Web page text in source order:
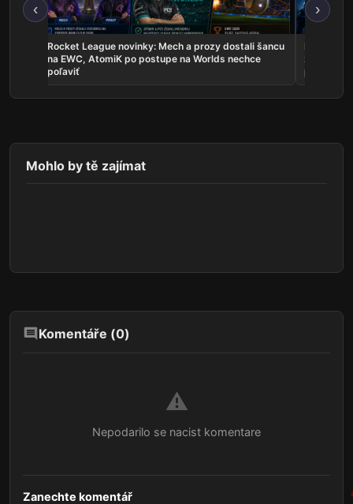
‹
Rocket League novinky: Mech a prozy dostali šancu
na EWC, AtomiK po postupe na Worlds nechce
poľaviť
Najnovšie
zahrá o
predstavil
›
Mohlo by tě zajímat
Komentáře (0)
⚠️
Nepodarilo se nacist komentare
Zanechte komentář